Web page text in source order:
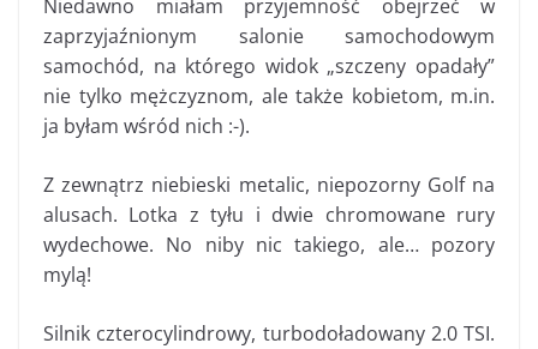
Niedawno miałam przyjemność obejrzeć w
zaprzyjaźnionym salonie samochodowym
samochód, na którego widok „szczeny opadały”
nie tylko mężczyznom, ale także kobietom, m.in.
ja byłam wśród nich :-).
Z zewnątrz niebieski metalic, niepozorny Golf na
alusach. Lotka z tyłu i dwie chromowane rury
wydechowe. No niby nic takiego, ale… pozory
mylą!
Silnik czterocylindrowy, turbodoładowany 2.0 TSI.